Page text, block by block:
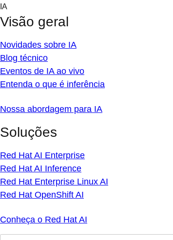
Skip
content
IA
Visão geral
Novidades sobre IA
Blog técnico
Eventos de IA ao vivo
Entenda o que é inferência
Nossa abordagem para IA
Soluções
Red Hat AI Enterprise
Red Hat AI Inference
Red Hat Enterprise Linux AI
Red Hat OpenShift AI
Conheça o Red Hat AI